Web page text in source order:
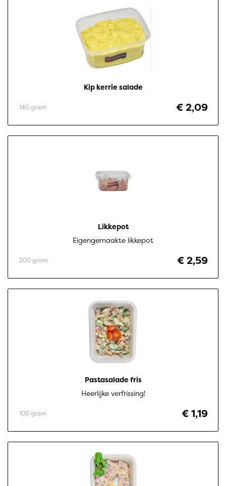
Kip kerrie salade
€ 2,09
140 gram
Likkepot
Eigengemaakte likkepot
€ 2,59
200 gram
Pastasalade fris
Heerlijke verfrissing!
€ 1,19
100 gram